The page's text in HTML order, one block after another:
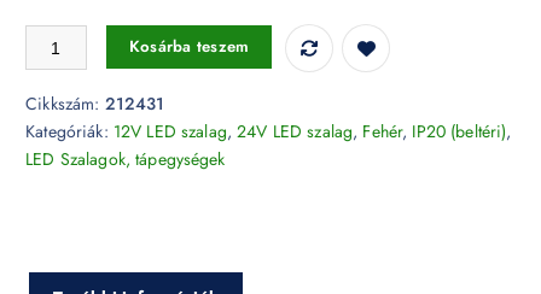
10W LED szalag 24V SMD5050 - 60 LED/m IP20 3000K - 212431
Kosárba teszem
Cikkszám: 212431
Kategóriák: 12V LED szalag,24V LED szalag, Fehér, IP20 (beltéri),
LED Szalagok, tápegységek